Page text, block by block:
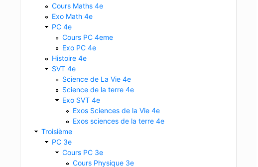
Cours Maths 4e
Exo Math 4e
PC 4e
Cours PC 4eme
Exo PC 4e
Histoire 4e
SVT 4e
Science de La Vie 4e
Science de la terre 4e
Exo SVT 4e
Exos Sciences de la Vie 4e
Exos sciences de la terre 4e
Troisième
PC 3e
Cours PC 3e
Cours Physique 3e